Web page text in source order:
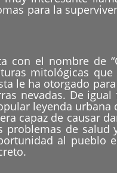
para la
con el nombre de
mitológicas que
le ha otorgado
nevadas. De igual
leyenda urbana
capaz de causar
de salud
al pueblo